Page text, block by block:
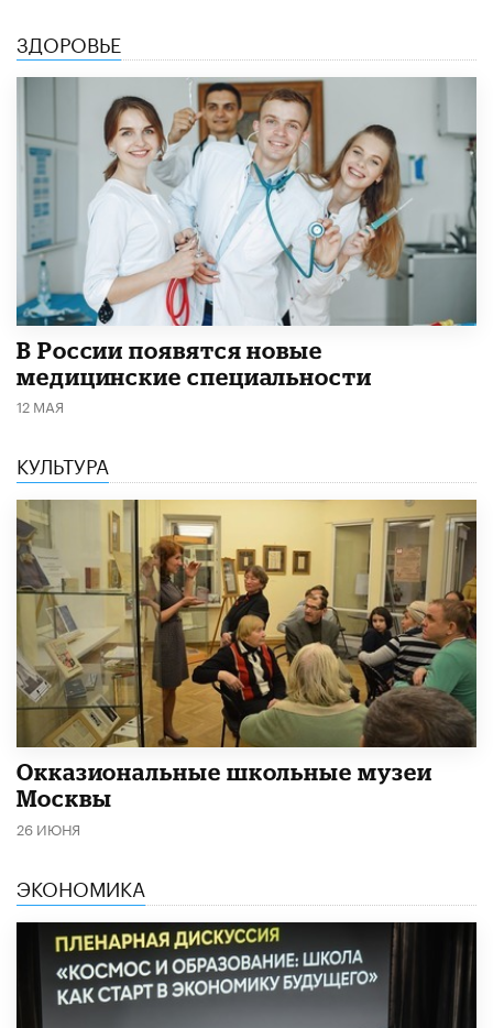
ЗДОРОВЬЕ
В России появятся новые
медицинские специальности
12 МАЯ
КУЛЬТУРА
​Окказиональные школьные музеи
Москвы
26 ИЮНЯ
ЭКОНОМИКА